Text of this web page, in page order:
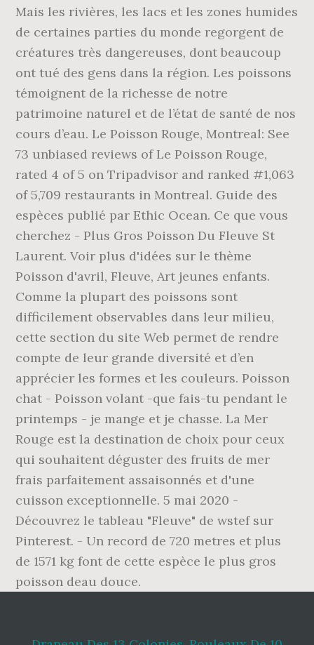
Mais les rivières, les lacs et les zones humides
de certaines parties du monde regorgent de
créatures très dangereuses, dont beaucoup
ont tué des gens dans la région. Les poissons
témoignent de la richesse de notre
patrimoine naturel et de l’état de santé de nos
cours d’eau. Le Poisson Rouge, Montreal: See
73 unbiased reviews of Le Poisson Rouge,
rated 4 of 5 on Tripadvisor and ranked #1,063
of 5,709 restaurants in Montreal. Guide des
espèces publié par Ethic Ocean. Ce que vous
cherchez - Plus Gros Poisson Du Fleuve St
Laurent. Voir plus d'idées sur le thème
Poisson d'avril, Fleuve, Art jeunes enfants.
Comme la plupart des poissons sont
difficilement observables dans leur milieu,
cette section du site Web permet de rendre
compte de leur grande diversité et d’en
apprécier les formes et les couleurs. Poisson
chat - Poisson volant -que fais-tu pendant le
printemps - je mange et je chasse. La Mer
Rouge est la destination de choix pour ceux
qui souhaitent déguster des fruits de mer
frais parfaitement assaisonnés et d'une
cuisson exceptionnelle. 5 mai 2020 -
Découvrez le tableau "Fleuve" de wstef sur
Pinterest. - Un record de 720 metres et plus
de 1571 kg font de cette espèce le plus gros
poisson deau douce.